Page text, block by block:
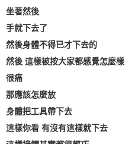
坐著然後
手就下去了
然後身體不得已才下去的
然後 這樣被按大家都感覺怎麼樣
很痛
那應該怎麼放
身體把工具帶下去
這樣你看 有沒有這樣就下去